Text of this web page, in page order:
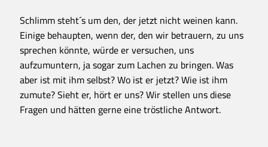
Schlimm steht´s um den, der jetzt nicht weinen kann.
Einige behaupten, wenn der, den wir betrauern, zu uns
sprechen könnte, würde er versuchen, uns
aufzumuntern, ja sogar zum Lachen zu bringen. Was
aber ist mit ihm selbst? Wo ist er jetzt? Wie ist ihm
zumute? Sieht er, hört er uns? Wir stellen uns diese
Fragen und hätten gerne eine tröstliche Antwort.